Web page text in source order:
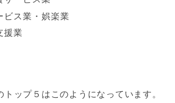
ビス業・娯楽業
援業
ップ５はこのようになっています。